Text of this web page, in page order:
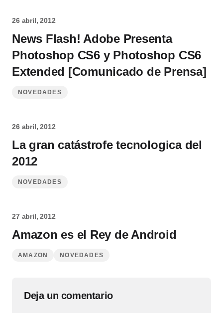
26 abril, 2012
News Flash! Adobe Presenta
Photoshop CS6 y Photoshop CS6
Extended [Comunicado de Prensa]
NOVEDADES
26 abril, 2012
La gran catástrofe tecnologica del
2012
NOVEDADES
27 abril, 2012
Amazon es el Rey de Android
AMAZON NOVEDADES
Deja un comentario